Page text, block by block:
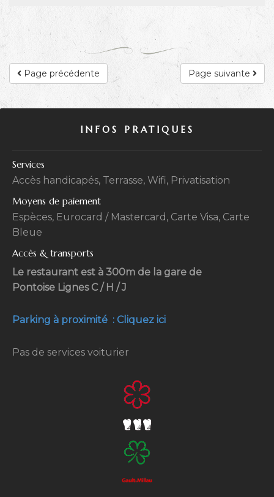
Page suivante
Page précédente
INFOS PRATIQUES
Services
Accès handicapés, Terrasse, Wifi, Privatisation
Moyens de paiement
Espèces, Eurocard / Mastercard, Carte Visa, Carte
Bleue
Accès & transports
Le restaurant est à 300m de la gare de
Pontoise Lignes C / H / J
Parking à proximité : Cliquez ici
Pas de services voiturier